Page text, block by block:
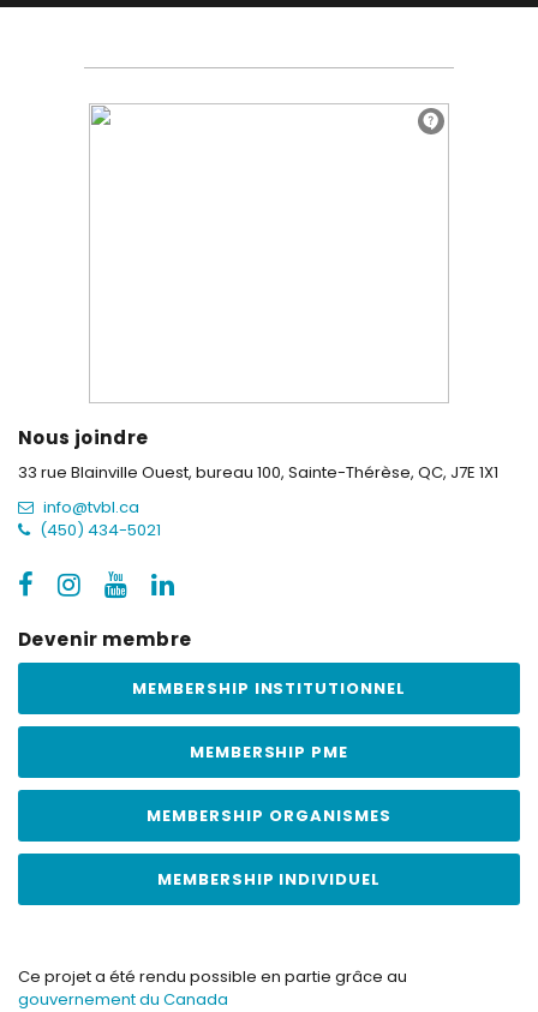
Nous joindre
33 rue Blainville Ouest, bureau 100, Sainte-Thérèse, QC, J7E 1X1
info@tvbl.ca
(450) 434-5021
Devenir membre
MEMBERSHIP INSTITUTIONNEL
MEMBERSHIP PME
MEMBERSHIP ORGANISMES
MEMBERSHIP INDIVIDUEL
Ce projet a été rendu possible en partie grâce au
gouvernement du Canada